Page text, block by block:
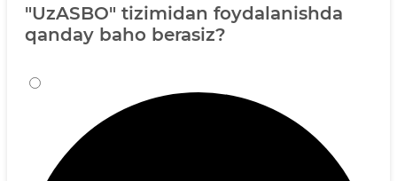
"UzASBO" tizimidan foydalanishda
qanday baho berasiz?